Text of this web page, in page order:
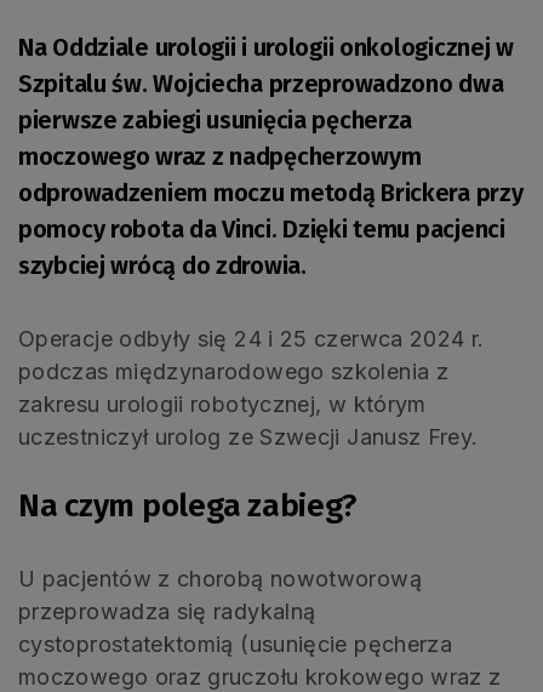
Na Oddziale urologii i urologii onkologicznej w
Szpitalu św. Wojciecha przeprowadzono dwa
pierwsze zabiegi usunięcia pęcherza
moczowego wraz z nadpęcherzowym
odprowadzeniem moczu metodą Brickera przy
pomocy robota da Vinci. Dzięki temu pacjenci
szybciej wrócą do zdrowia.
Operacje odbyły się 24 i 25 czerwca 2024 r.
podczas międzynarodowego szkolenia z
zakresu urologii robotycznej, w którym
uczestniczył urolog ze Szwecji Janusz Frey.
Na czym polega zabieg?
U pacjentów z chorobą nowotworową
przeprowadza się radykalną
cystoprostatektomią (usunięcie pęcherza
moczowego oraz gruczołu krokowego wraz z